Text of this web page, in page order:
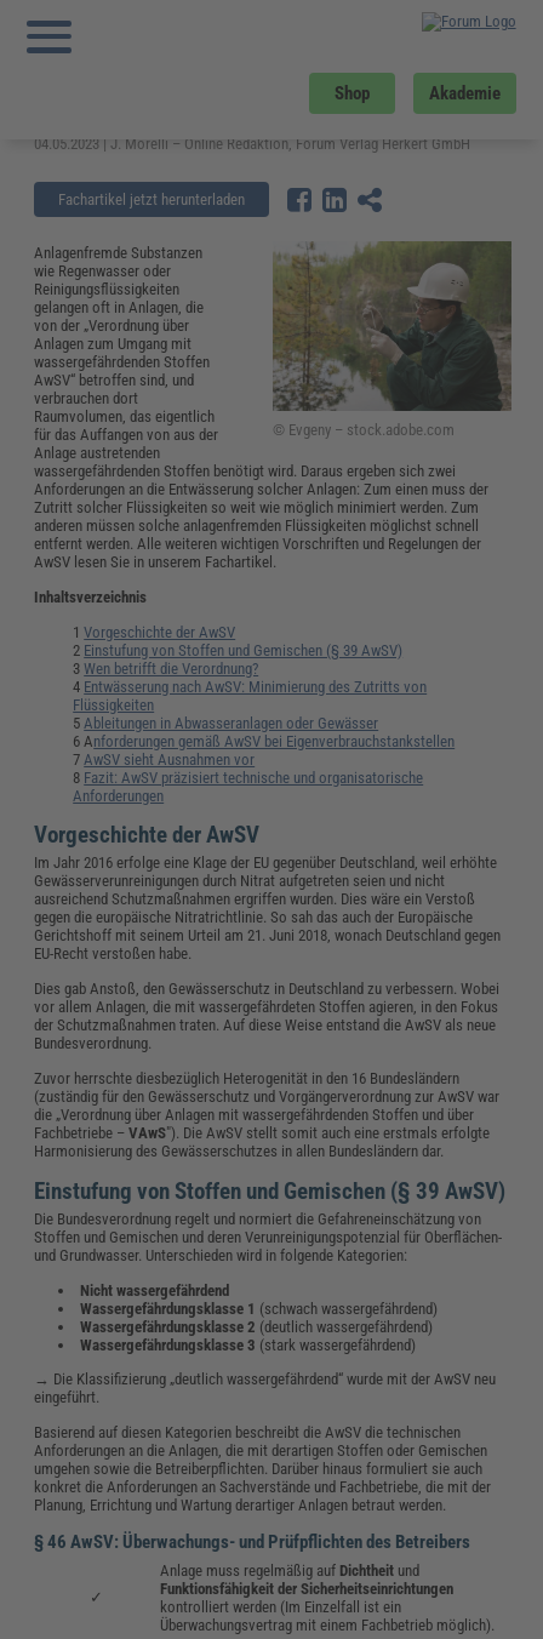
Shop Akademie
Sie sind hier:
Gewässerschutz
hat Prio 1: Entwässerung gemäß AwSV
Gewässerschutz hat Prio 1:
Entwässerung gemäß AwSV
04.05.2023 | J. Morelli – Online Redaktion, Forum Verlag Herkert GmbH
Fachartikel jetzt herunterladen
© Evgeny – stock.adobe.com
Anlagenfremde Substanzen
wie Regenwasser oder
Reinigungsflüssigkeiten
gelangen oft in Anlagen, die
von der „Verordnung über
Anlagen zum Umgang mit
wassergefährdenden Stoffen
AwSV“ betroffen sind, und
verbrauchen dort
Raumvolumen, das eigentlich
für das Auffangen von aus der
Anlage austretenden
wassergefährdenden Stoffen benötigt wird. Daraus ergeben sich zwei
Anforderungen an die Entwässerung solcher Anlagen: Zum einen muss der
Zutritt solcher Flüssigkeiten so weit wie möglich minimiert werden. Zum
anderen müssen solche anlagenfremden Flüssigkeiten möglichst schnell
entfernt werden. Alle weiteren wichtigen Vorschriften und Regelungen der
AwSV lesen Sie in unserem Fachartikel.
Inhaltsverzeichnis
Vorgeschichte der AwSV
Einstufung von Stoffen und Gemischen (§ 39 AwSV)
Wen betrifft die Verordnung?
Entwässerung nach AwSV: Minimierung des Zutritts von
Flüssigkeiten
Ableitungen in Abwasseranlagen oder Gewässer
Anforderungen gemäß AwSV bei Eigenverbrauchstankstellen
AwSV sieht Ausnahmen vor
Fazit: AwSV präzisiert technische und organisatorische
Anforderungen
Vorgeschichte der AwSV
Im Jahr 2016 erfolge eine Klage der EU gegenüber Deutschland, weil erhöhte
Gewässerverunreinigungen durch Nitrat aufgetreten seien und nicht
ausreichend Schutzmaßnahmen ergriffen wurden. Dies wäre ein Verstoß
gegen die europäische Nitratrichtlinie. So sah das auch der Europäische
Gerichtshoff mit seinem Urteil am 21. Juni 2018, wonach Deutschland gegen
EU-Recht verstoßen habe.
Dies gab Anstoß, den Gewässerschutz in Deutschland zu verbessern. Wobei
vor allem Anlagen, die mit wassergefährdeten Stoffen agieren, in den Fokus
der Schutzmaßnahmen traten. Auf diese Weise entstand die AwSV als neue
Bundesverordnung.
Zuvor herrschte diesbezüglich Heterogenität in den 16 Bundesländern
(zuständig für den Gewässerschutz und Vorgängerverordnung zur AwSV war
die „Verordnung über Anlagen mit wassergefährdenden Stoffen und über
Fachbetriebe –VAwS"). Die AwSV stellt somit auch eine erstmals erfolgte
Harmonisierung des Gewässerschutzes in allen Bundesländern dar.
Einstufung von Stoffen und Gemischen (§ 39 AwSV)
Die Bundesverordnung regelt und normiert die Gefahreneinschätzung von
Stoffen und Gemischen und deren Verunreinigungspotenzial für Oberflächen-
und Grundwasser. Unterschieden wird in folgende Kategorien:
Nicht wassergefährdend
Wassergefährdungsklasse 1 (schwach wassergefährdend)
Wassergefährdungsklasse 2 (deutlich wassergefährdend)
Wassergefährdungsklasse 3 (stark wassergefährdend)
→ Die Klassifizierung „deutlich wassergefährdend“ wurde mit der AwSV neu
eingeführt.
Basierend auf diesen Kategorien beschreibt die AwSV die technischen
Anforderungen an die Anlagen, die mit derartigen Stoffen oder Gemischen
umgehen sowie die Betreiberpflichten. Darüber hinaus formuliert sie auch
konkret die Anforderungen an Sachverstände und Fachbetriebe, die mit der
Planung, Errichtung und Wartung derartiger Anlagen betraut werden.
§ 46 AwSV: Überwachungs- und Prüfpflichten des Betreibers
✓
Anlage muss regelmäßig auf Dichtheit und
Funktionsfähigkeit der Sicherheitseinrichtungen
kontrolliert werden (Im Einzelfall ist ein
Überwachungsvertrag mit einem Fachbetrieb möglich).